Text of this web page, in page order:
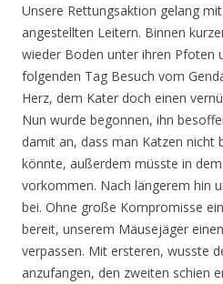
Unsere Rettungsaktion gelang
angestellten Leitern. Binnen
wieder Boden unter ihren Pfoten
folgenden Tag Besuch vom
Herz, dem Kater doch einen
Nun wurde begonnen, ihn
damit an, dass man Katzen nicht
könnte, außerdem müsste in
vorkommen. Nach längerem hin
bei. Ohne große Kompromisse
bereit, unserem Mäusejäger
verpassen. Mit ersteren, wusste
anzufangen, den zweiten schien